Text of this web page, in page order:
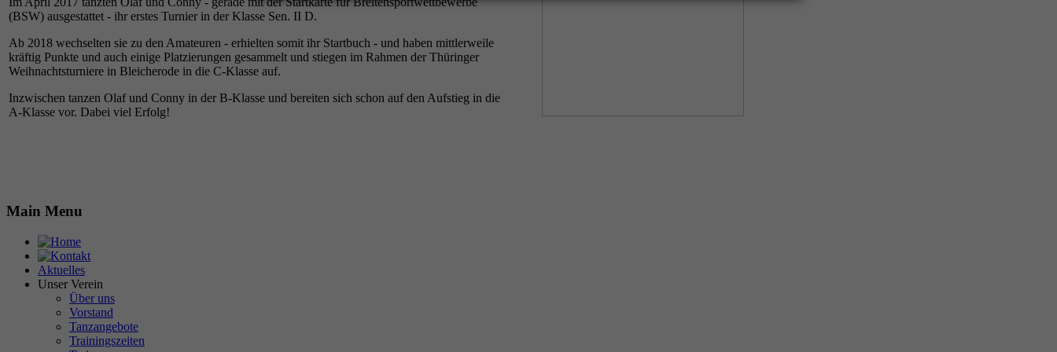
(BSW) ausgestattet - ihr erstes Turnier in der Klasse Sen. II D.
Ab 2018 wechselten sie zu den Amateuren - erhielten somit ihr Startbuch - und haben mittlerweile
kräftig Punkte und auch einige Platzierungen gesammelt und stiegen im Rahmen der Thüringer
Weihnachtsturniere in Bleicherode in die C-Klasse auf.
Inzwischen tanzen Olaf und Conny in der B-Klasse und bereiten sich schon auf den Aufstieg in die
A-Klasse vor. Dabei viel Erfolg!
Main Menu
Aktuelles
Unser Verein
Über uns
Vorstand
Tanzangebote
Trainingszeiten